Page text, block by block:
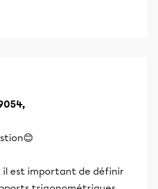
il est important de définir